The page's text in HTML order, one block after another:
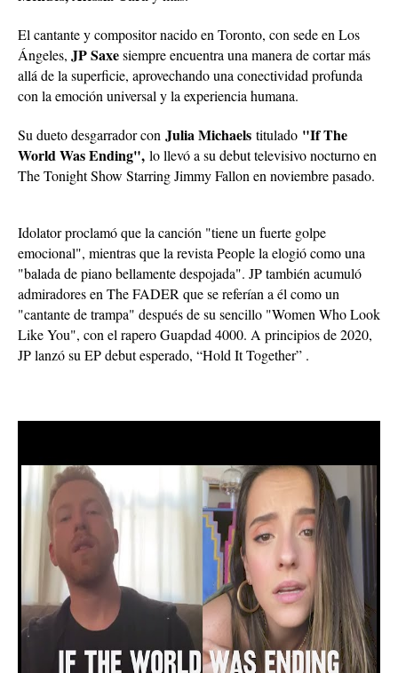
El cantante y compositor nacido en Toronto, con sede en Los
Ángeles, JP Saxesiempre encuentra una manera de cortar más
allá de la superficie, aprovechando una conectividad profunda
con la emoción universal y la experiencia humana.
Su dueto desgarrador con Julia Michaels titulado "If The
World Was Ending", lo llevó a su debut televisivo nocturno en
The Tonight Show Starring Jimmy Fallon en noviembre pasado.
Idolator proclamó que la canción "tiene un fuerte golpe
emocional", mientras que la revista People la elogió como una
"balada de piano bellamente despojada". JP también acumuló
admiradores en The FADER que se referían a él como un
"cantante de trampa" después de su sencillo "Women Who Look
Like You", con el rapero Guapdad 4000. A principios de 2020,
JP lanzó su EP debut esperado, “Hold It Together” .